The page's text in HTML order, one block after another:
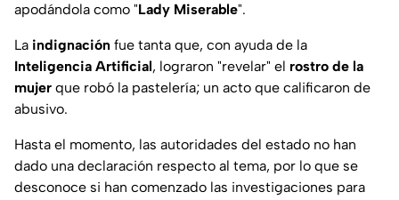
apodándola como "Lady Miserable".
La indignación fue tanta que, con ayuda de la
Inteligencia Artificial, lograron "revelar" el rostro de la
mujer que robó la pastelería; un acto que calificaron de
abusivo.
Hasta el momento, las autoridades del estado no han
dado una declaración respecto al tema, por lo que se
desconoce si han comenzado las investigaciones para